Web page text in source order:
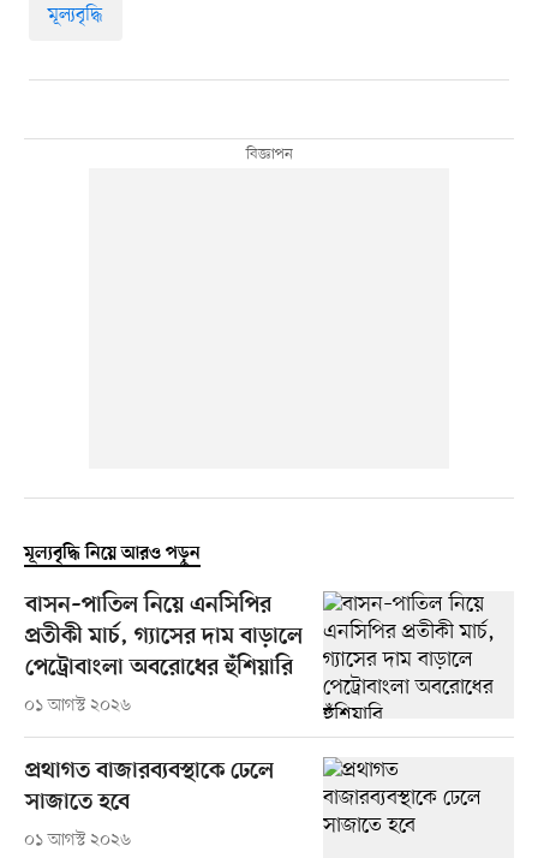
মূল্যবৃদ্ধি
মূল্যবৃদ্ধি নিয়ে আরও পড়ুন
বাসন–পাতিল নিয়ে এনসিপির
প্রতীকী মার্চ, গ্যাসের দাম বাড়ালে
পেট্রোবাংলা অবরোধের হুঁশিয়ারি
০১ আগস্ট ২০২৬
প্রথাগত বাজারব্যবস্থাকে ঢেলে
সাজাতে হবে
০১ আগস্ট ২০২৬